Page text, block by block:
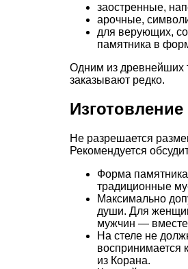
заостренные,
арочные,
для верующих,
памятника в
Одним из древнейших
заказывают редко.
Не разрешается
Рекомендуется
Форма памятника
традиционные
Максимально
души. Для
мужчин — вместе
На стеле не
воспринимается
из Корана.